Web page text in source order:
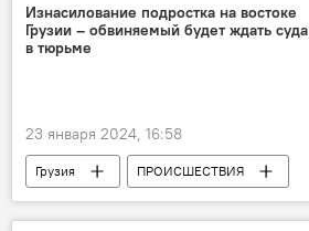
Изнасилование подростка на востоке
Грузии – обвиняемый будет ждать суда
в тюрьме
23 января 2024, 16:58
Грузия
ПРОИСШЕСТВИЯ
НОВОСТИ
Гурджаанский район